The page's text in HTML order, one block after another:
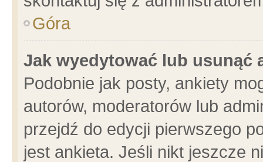
Góra
Jak wyedytować lub usunąć
Podobnie jak posty, ankiety
autorów, moderatorów lub
przejdź do edycji pierwszego
jest ankieta. Jeśli nikt jeszcze